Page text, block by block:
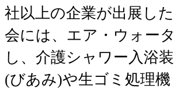
社以上の企業が出展し
会には、エア・ウォー
し、介護シャワー入浴装
(びあみ)や生ゴミ処理機